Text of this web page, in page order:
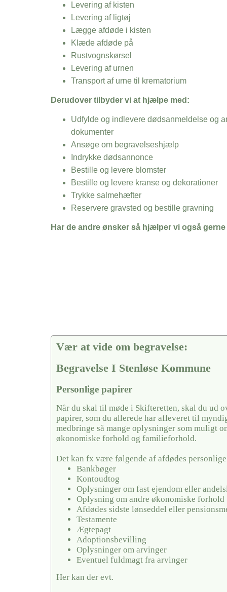
Levering af kisten
Levering af ligtøj
Lægge afdøde i kisten
Klæde afdøde på
Rustvognskørsel
Levering af urnen
Transport af urne til krematorium
Derudover tilbyder vi at hjælpe med:
Udfylde og indlevere dødsanmeldelse og
dokumenter
Ansøge om begravelseshjælp
Indrykke dødsannonce
Bestille og levere blomster
Bestille og levere kranse og dekorationer
Trykke salmehæfter
Reservere gravsted og bestille gravning
Har de andre ønsker så hjælper vi også gerne
Vær at vide om begravelse:
Begravelse I Stenløse Kommune
Personlige papirer
Når du skal til møde i Skifteretten, skal du ud
papirer, som du allerede har afleveret til
medbringe så mange oplysninger som muligt
økonomiske forhold og familieforhold.
Det kan fx være følgende af afdødes
Bankbøger
Kontoudtog
Oplysninger om fast ejendom eller
Oplysning om andre økonomiske forhold
Afdødes sidste lønseddel eller
Testamente
Ægtepagt
Adoptionsbevilling
Oplysninger om arvinger
Eventuel fuldmagt fra arvinger
Her kan der evt.